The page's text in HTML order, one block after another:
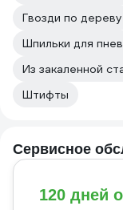
Гвозди по дереву
Шпильки для
Из закаленной
Штифты
Сервисное
120 дней